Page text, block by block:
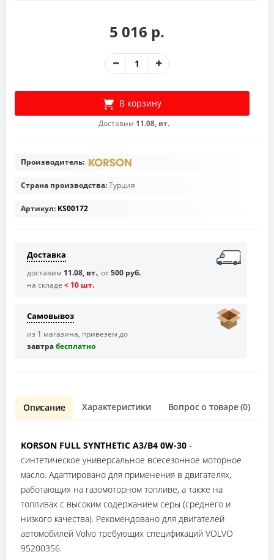
5 016 р.
В корзину
Доставим 11.08, вт.
Производитель:
Страна производства:Турция
Артикул: KS00172
Доставка
доставим 11.08, вт., от500 руб.
на складе < 10 шт.
Самовывоз
из 1 магазина, привезём до
завтрабесплaтно
Описание Характеристики Вопрос о товаре (0)
KORSON FULL SYNTHETIC A3/B4 0W-30 -
синтетическое универсальное всесезонное моторное
масло. Адаптировано для применения в двигателях,
работающих на газомоторном топливе, а также на
топливах с высоким содержанием серы (среднего и
низкого качества). Рекомендовано для двигателей
автомобилей Volvo требующих спецификаций VOLVO
95200356.